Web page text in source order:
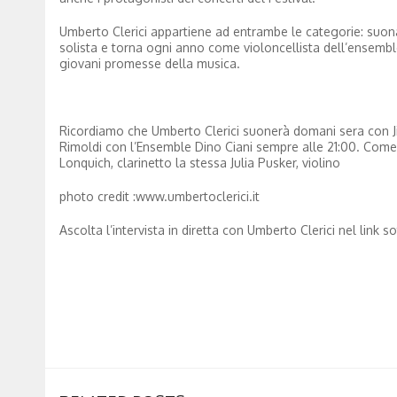
Umberto Clerici appartiene ad entrambe le categorie:
solista e torna ogni anno come violoncellista
giovani promesse della musica.
Ricordiamo che Umberto Clerici suonerà domani sera
Rimoldi con l’Ensemble Dino Ciani sempre alle 21:00.
Lonquich, clarinetto la stessa Julia Pusker, violino
photo credit :www.umbertoclerici.it
Ascolta l’intervista in diretta con Umberto Clerici nel link